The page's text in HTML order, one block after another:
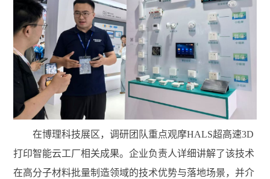
在博理科技展区，调研团队重点观摩HALS超高速3D
打印智能云工厂相关成果。企业负责人详细讲解了该技术
在高分子材料批量制造领域的技术优势与落地场景，并介